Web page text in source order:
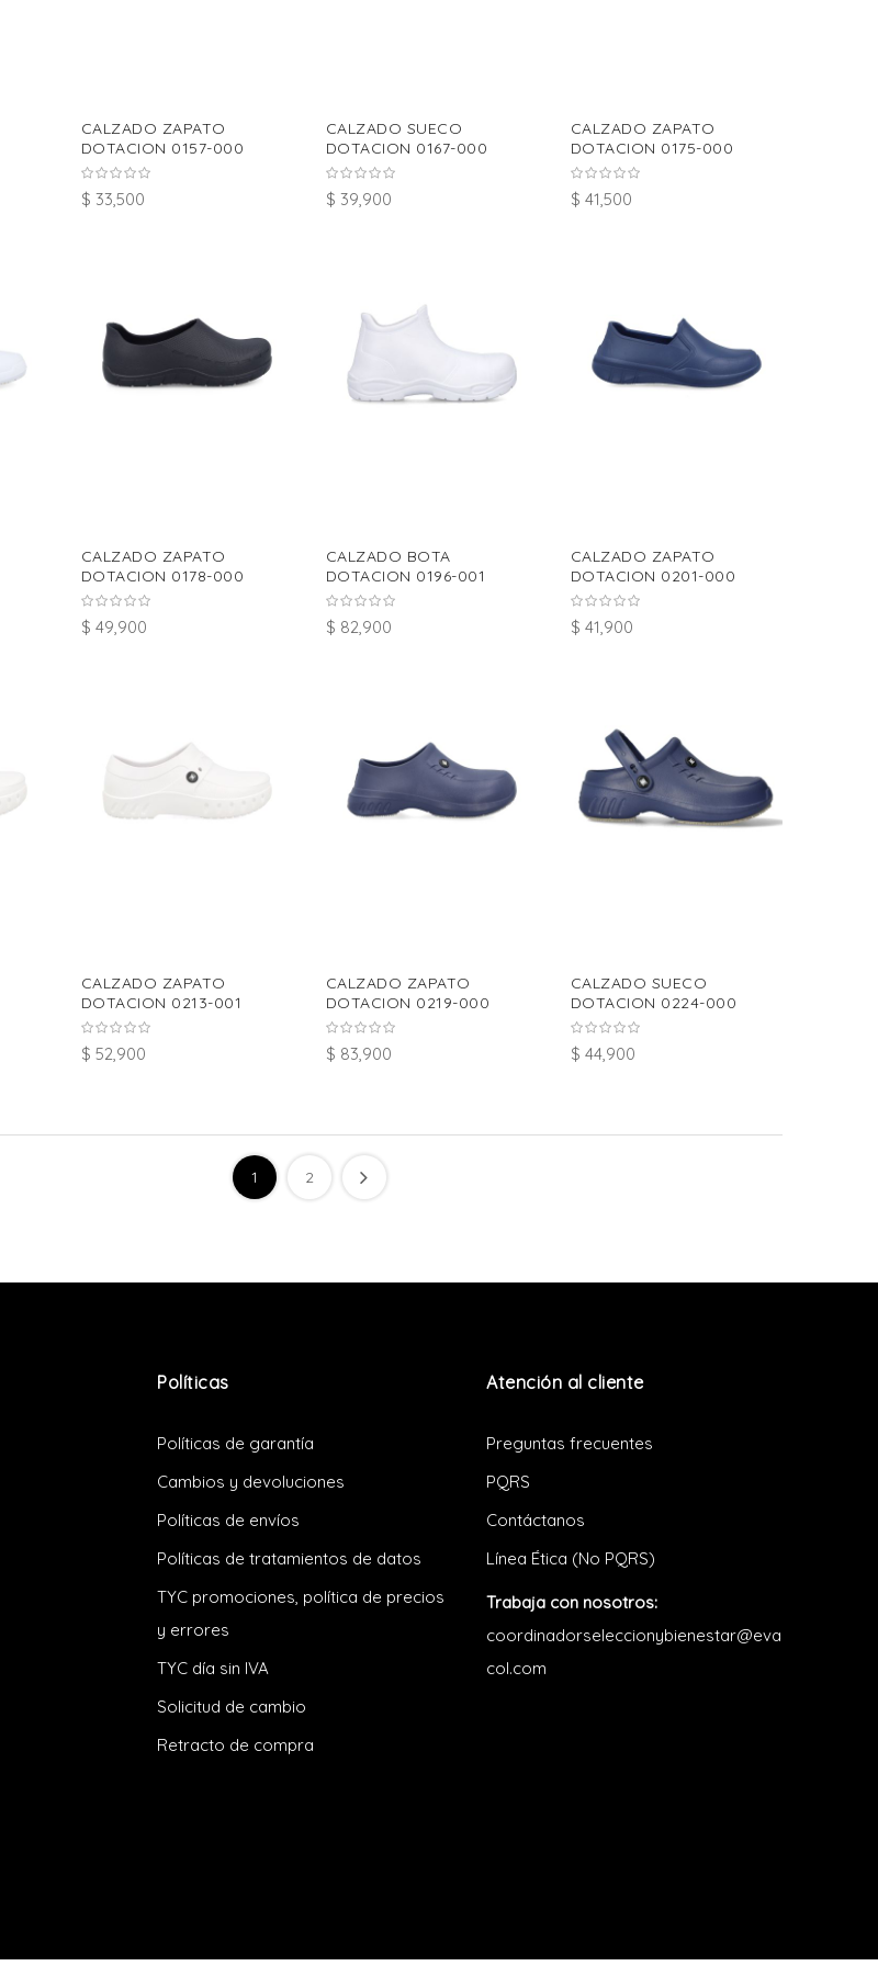
CALZADO ZAPATO
DOTACION 0157-000
$ 33,500
CALZADO SUECO
DOTACION 0167-000
$ 39,900
CALZADO ZAPATO
DOTACION 0175-000
$ 41,500
CALZADO ZAPATO
DOTACION 0178-000
$ 49,900
CALZADO BOTA
DOTACION 0196-001
$ 82,900
CALZADO ZAPATO
DOTACION 0201-000
$ 41,900
CALZADO ZAPATO
DOTACION 0213-001
$ 52,900
CALZADO ZAPATO
DOTACION 0219-000
$ 83,900
CALZADO SUECO
DOTACION 0224-000
$ 44,900
1 2
Políticas
Políticas de garantía
Cambios y devoluciones
Políticas de envíos
Políticas de tratamientos de datos
TYC promociones, política de precios
y errores
TYC día sin IVA
Solicitud de cambio
Retracto de compra
Atención al cliente
Preguntas frecuentes
PQRS
Contáctanos
Línea Ética (No PQRS)
Trabaja con nosotros:
coordinadorseleccionybienestar@eva
col.com